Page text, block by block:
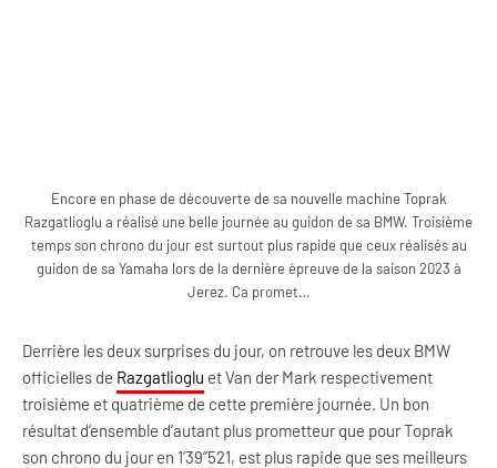
Encore en phase de découverte de sa nouvelle machine Toprak
Razgatlioglu a réalisé une belle journée au guidon de sa BMW. Troisième
temps son chrono du jour est surtout plus rapide que ceux réalisés au
guidon de sa Yamaha lors de la dernière épreuve de la saison 2023 à
Jerez. Ca promet…
Derrière les deux surprises du jour, on retrouve les deux BMW
officielles de Razgatlioglu et Van der Mark respectivement
troisième et quatrième de cette première journée. Un bon
résultat d’ensemble d’autant plus prometteur que pour Toprak
son chrono du jour en 1’39’’521, est plus rapide que ses meilleurs